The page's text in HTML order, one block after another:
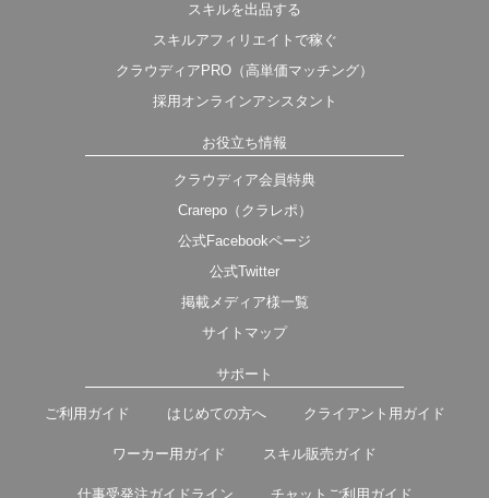
スキルを出品する
スキルアフィリエイトで稼ぐ
クラウディアPRO（高単価マッチング）
採用オンラインアシスタント
お役立ち情報
クラウディア会員特典
Crarepo（クラレポ）
公式Facebookページ
公式Twitter
掲載メディア様一覧
サイトマップ
サポート
ご利用ガイド はじめての方へ クライアント用ガイド
ワーカー用ガイド スキル販売ガイド
仕事受発注ガイドライン チャットご利用ガイド